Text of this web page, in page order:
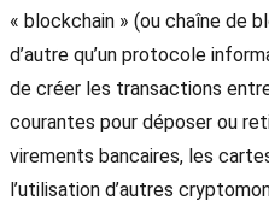
« blockchain » (ou chaîne de
d’autre qu’un protocole
de créer les transactions
courantes pour déposer ou
virements bancaires, les
l’utilisation d’autres